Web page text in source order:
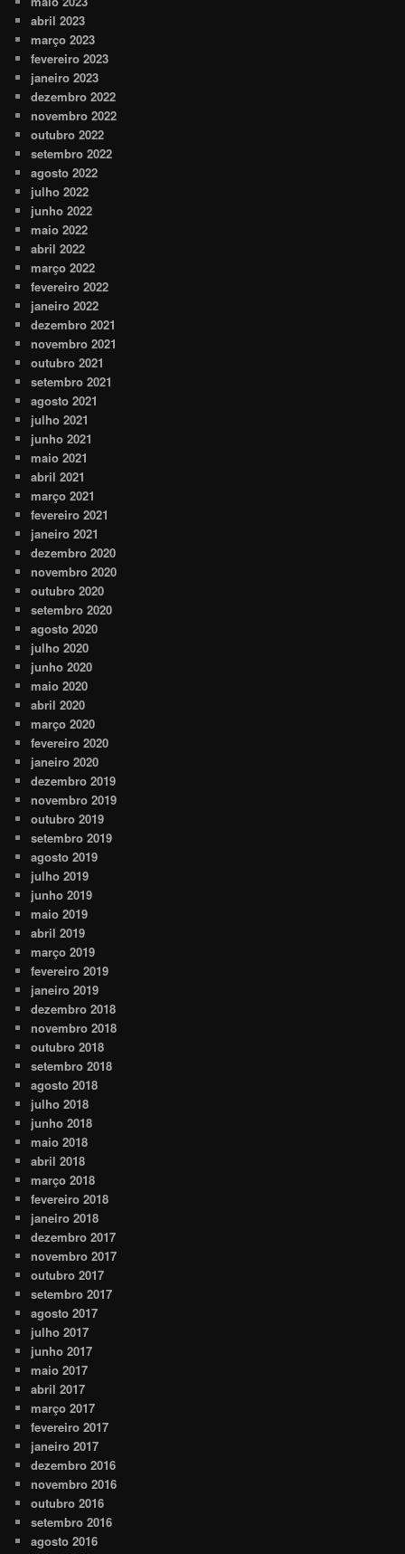
abril 2023
março 2023
fevereiro 2023
janeiro 2023
dezembro 2022
novembro 2022
outubro 2022
setembro 2022
agosto 2022
julho 2022
junho 2022
maio 2022
abril 2022
março 2022
fevereiro 2022
janeiro 2022
dezembro 2021
novembro 2021
outubro 2021
setembro 2021
agosto 2021
julho 2021
junho 2021
maio 2021
abril 2021
março 2021
fevereiro 2021
janeiro 2021
dezembro 2020
novembro 2020
outubro 2020
setembro 2020
agosto 2020
julho 2020
junho 2020
maio 2020
abril 2020
março 2020
fevereiro 2020
janeiro 2020
dezembro 2019
novembro 2019
outubro 2019
setembro 2019
agosto 2019
julho 2019
junho 2019
maio 2019
abril 2019
março 2019
fevereiro 2019
janeiro 2019
dezembro 2018
novembro 2018
outubro 2018
setembro 2018
agosto 2018
julho 2018
junho 2018
maio 2018
abril 2018
março 2018
fevereiro 2018
janeiro 2018
dezembro 2017
novembro 2017
outubro 2017
setembro 2017
agosto 2017
julho 2017
junho 2017
maio 2017
abril 2017
março 2017
fevereiro 2017
janeiro 2017
dezembro 2016
novembro 2016
outubro 2016
setembro 2016
agosto 2016